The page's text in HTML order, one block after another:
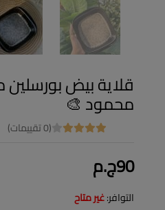
قلاية بيض
محمود 🎨
(0 تقييمات)
90ج.م
التوافر:غير متاح